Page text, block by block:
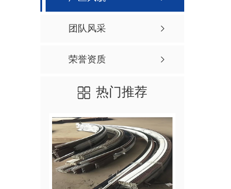
团队风采
荣誉资质
热门推荐